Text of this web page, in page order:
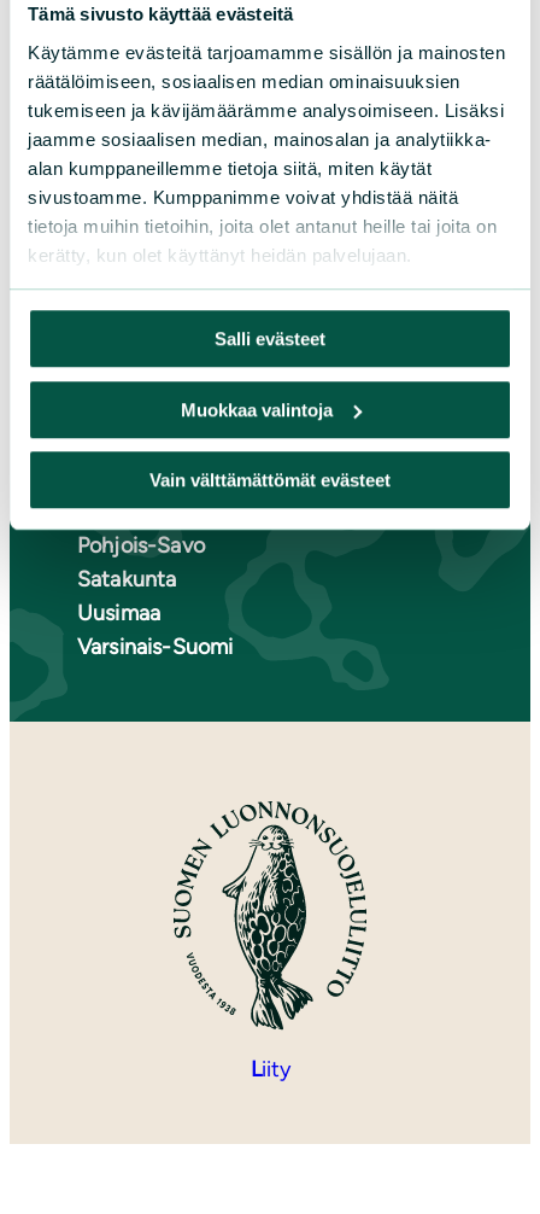
Tämä sivusto käyttää evästeitä
Käytämme evästeitä tarjoamamme sisällön ja mainosten
räätälöimiseen, sosiaalisen median ominaisuuksien
tukemiseen ja kävijämäärämme analysoimiseen. Lisäksi
jaamme sosiaalisen median, mainosalan ja analytiikka-
alan kumppaneillemme tietoja siitä, miten käytät
sivustoamme. Kumppanimme voivat yhdistää näitä
tietoja muihin tietoihin, joita olet antanut heille tai joita on
kerätty, kun olet käyttänyt heidän palvelujaan.
Salli evästeet
Muokkaa valintoja
Vain välttämättömät evästeet
Suomen luonnonsuojeluliiton
piirit
Etelä-Häme
Etelä-Karjala
Etelä-Savo
Keski-Suomi
Lappi
Pohjanmaa
Pohjois-Karjala
Pohjois-Pohjanmaa
Pohjois-Savo
Satakunta
Uusimaa
Varsinais-Suomi
Liity